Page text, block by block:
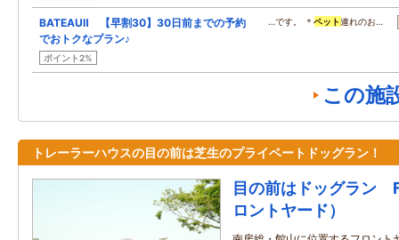
BATEAUⅡ 【早割30】30日前までの予約
でおトクなプラン♪
ポイント2%
…です。 ＊ペット連れのお…
この施
トレーラーハウスの目の前は芝生のプライベートドッグラン！
目の前はドッグラ
ロントヤード）